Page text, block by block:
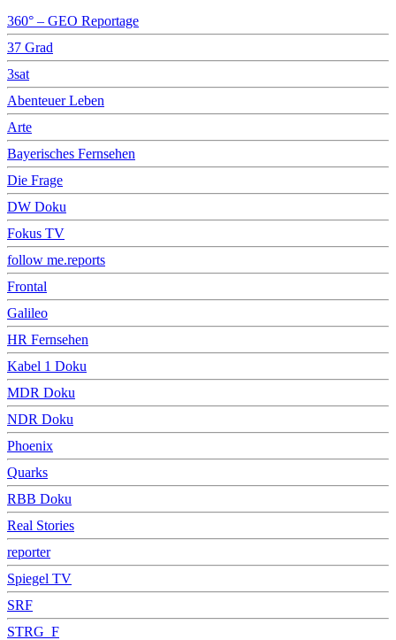
360° – GEO Reportage
37 Grad
3sat
Abenteuer Leben
Arte
Bayerisches Fernsehen
Die Frage
DW Doku
Fokus TV
follow me.reports
Frontal
Galileo
HR Fernsehen
Kabel 1 Doku
MDR Doku
NDR Doku
Phoenix
Quarks
RBB Doku
Real Stories
reporter
Spiegel TV
SRF
STRG_F